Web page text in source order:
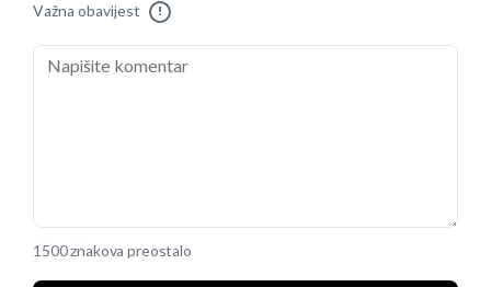
Važna obavijest !
1500 znakova preostalo